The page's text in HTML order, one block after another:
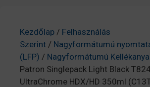
Kezdőlap / Felhasználás
Szerint / Nagyformátumú
(LFP) / Nagyformátumú
Patron Singlepack Light Black
UltraChrome HDX/HD 350ml